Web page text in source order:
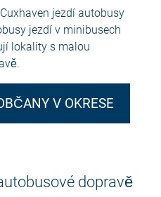
jezdí autobusy
jezdí v minibusech
lokality s malou
V OKRESE
dopravě